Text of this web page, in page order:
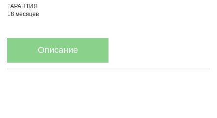
ГАРАНТИЯ
18 месяцев
Описание